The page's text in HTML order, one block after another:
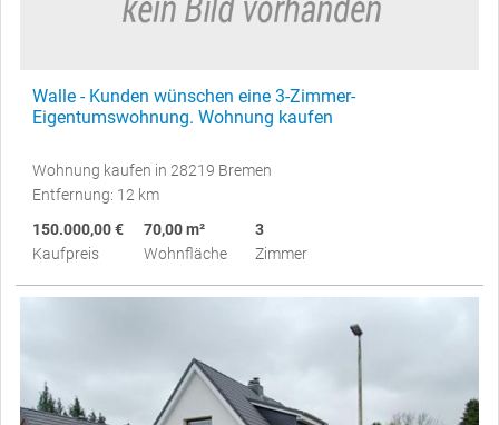
Walle - Kunden wünschen eine 3-Zimmer-
Eigentumswohnung. Wohnung kaufen
Wohnung kaufen in 28219 Bremen
Entfernung: 12 km
150.000,00 €
Kaufpreis
70,00 m²
Wohnfläche
3
Zimmer